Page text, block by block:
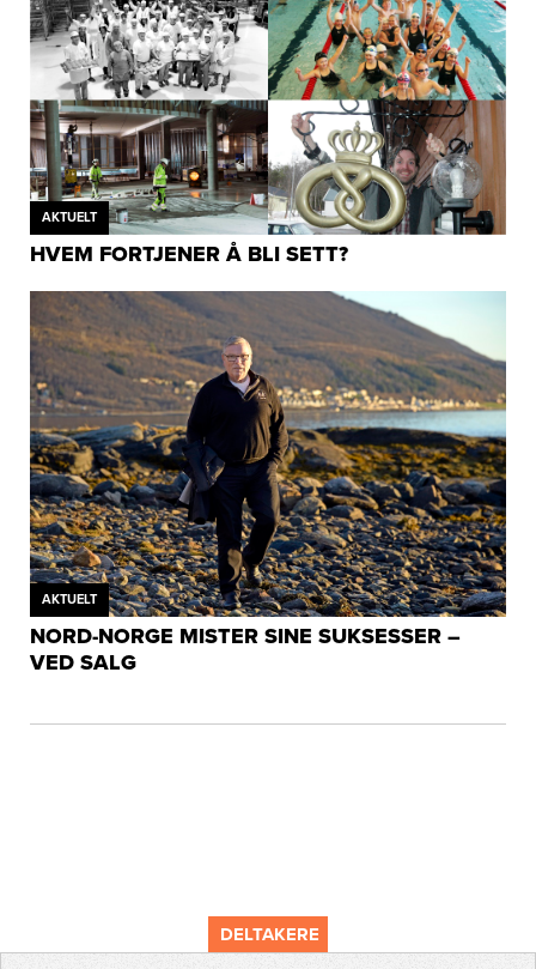
AKTUELT
HVEM FORTJENER Å BLI SETT?
AKTUELT
NORD-NORGE MISTER SINE SUKSESSER –
VED SALG
DELTAKERE